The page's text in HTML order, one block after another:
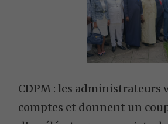
CDPM : les administrateurs
comptes et donnent un